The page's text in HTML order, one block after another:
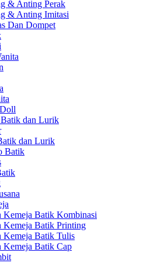
& Anting Perak
& Anting Imitasi
Dan Dompet
Batik dan Lurik
dan Lurik
Batik
Kemeja Batik Kombinasi
Kemeja Batik Printing
Kemeja Batik Tulis
Kemeja Batik Cap